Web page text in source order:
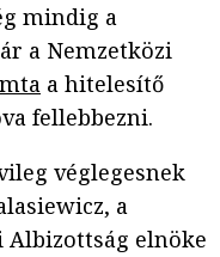
mindig a
a Nemzetközi
a hitelesítő
fellebbezni.
véglegesnek
a
Albizottság elnöke